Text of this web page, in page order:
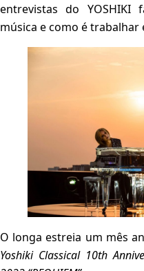
entrevistas do
música e como é
O longa estreia um mês
Yoshiki Classical 10th